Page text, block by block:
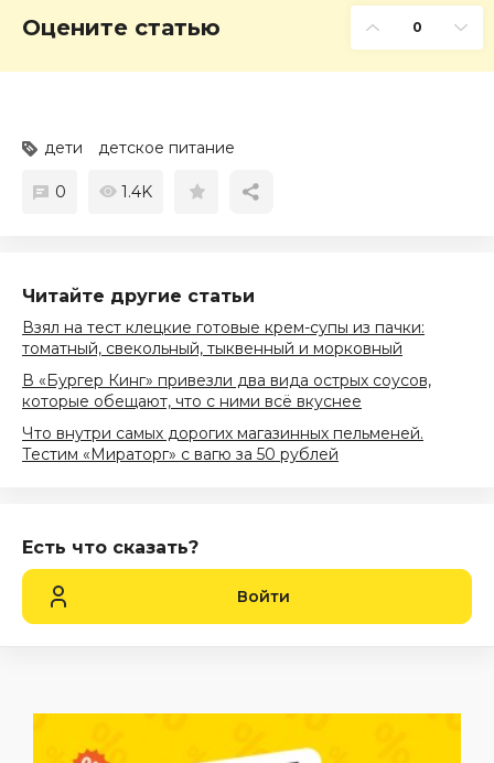
Оцените статью 0
дети детское питание
0 1.4K
Читайте другие статьи
Взял на тест клецкие готовые крем-супы из пачки:
томатный, свекольный, тыквенный и морковный
В «Бургер Кинг» привезли два вида острых соусов,
которые обещают, что с ними всё вкуснее
Что внутри самых дорогих магазинных пельменей.
Тестим «Мираторг» с вагю за 50 рублей
Есть что сказать?
Войти